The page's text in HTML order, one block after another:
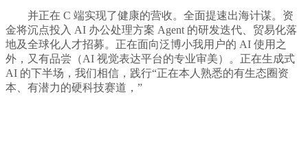
并正在 C 端实现了健康的营收。全面提速出海计谋。资
金将沉点投入 AI 办公处理方案 Agent 的研发迭代、贸易化落
地及全球化人才招募。正在面向泛博小我用户的 AI 使用之
外，又有品尝（AI 视觉表达平台的专业审美）。正在生成式
AI 的下半场，我们相信，践行“正在本人熟悉的有生态圈资
本、有潜力的硬科技赛道，”